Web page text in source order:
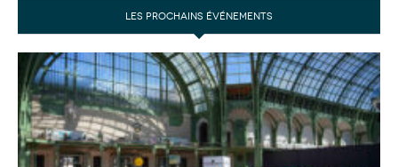
LES PROCHAINS ÉVÉNEMENTS